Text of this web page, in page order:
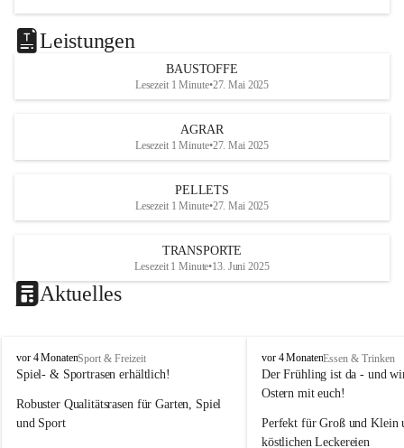
Das Team ist freundlich, motiviert und bestens geschult in
den Bereichen
Beratung, Lager sowie Transport. Für alle Ihre Anliegen
finden wir eine individuelle Lösung.
office@mayer-lipsch.at
Leistungen
BAUSTOFFE
Lesezeit 1 Minute•27. Mai 2025
AGRAR
Lesezeit 1 Minute•27. Mai 2025
PELLETS
Lesezeit 1 Minute•27. Mai 2025
TRANSPORTE
Lesezeit 1 Minute•13. Juni 2025
Aktuelles
M
a
e
r
vor 4 MonatenSport & Freizeit
Spiel- & Sportrasen erhältlich!
Robuster Qualitätsrasen für Garten, Spiel
und Sport
M
a
y
r
G
vor 4 MonatenEssen & Trinken
Der Frühling ist da - und
Ostern mit euch!
Perfekt für Groß und Klein
köstlichen Leckereien